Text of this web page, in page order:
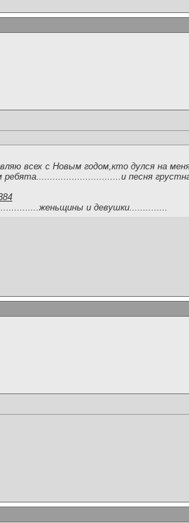
всех с Новым годом,кто дулся на
песня
и девушки..............